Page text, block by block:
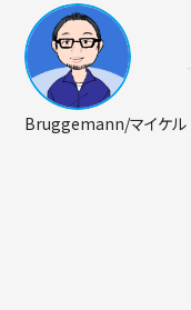
Bruggemann/マイケル